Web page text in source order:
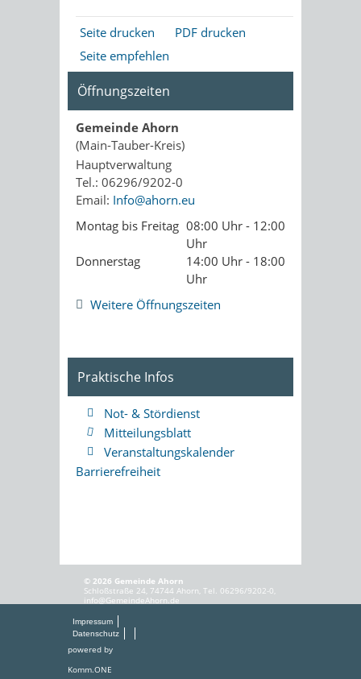
Seite drucken
PDF drucken
Seite empfehlen
Öffnungszeiten
Gemeinde Ahorn
(Main-Tauber-Kreis)
Hauptverwaltung
Tel.: 06296/9202-0
Email: Info@ahorn.eu
Montag bis Freitag 08:00 Uhr - 12:00
Uhr
Donnerstag
14:00 Uhr - 18:00
Uhr
Weitere Öffnungszeiten
Praktische Infos
Not- & Stördienst
Mitteilungsblatt
Veranstaltungskalender
Barrierefreiheit
© 2026 Gemeinde Ahorn
Schloßstraße 24, 74744 Ahorn, Tel. 06296/9202-0,
info@GemeindeAhorn.de
Impressum
Datenschutz
powered by
Komm.ONE